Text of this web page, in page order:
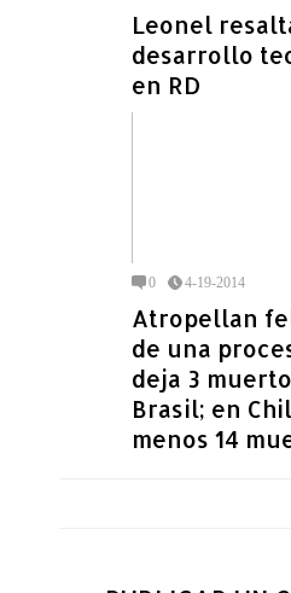
Leonel
desarrollo
en RD
0 4-19-2014
Atropellan
de una
deja 3
Brasil; en
menos 14